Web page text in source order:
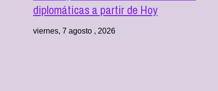
diplomáticas a partir de Hoy
viernes, 7 agosto , 2026